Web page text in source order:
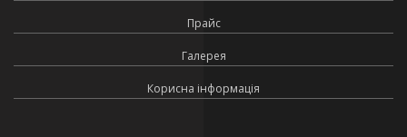
Прайс
Галерея
Корисна інформація